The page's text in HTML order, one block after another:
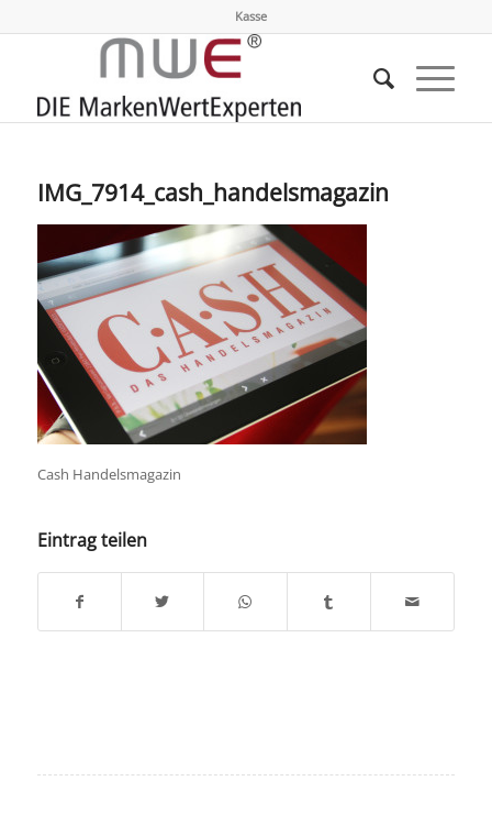
Kasse
IMG_7914_cash_handelsmagazin
Cash Handelsmagazin
Eintrag teilen